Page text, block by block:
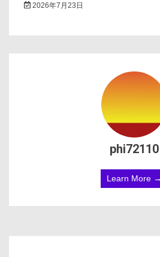
2026年7月23日
phi72110
Learn More →